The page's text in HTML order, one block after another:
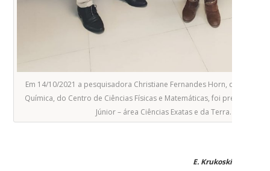
Em 14/10/2021 a pesquisadora Christiane Fernandes Horn, do
Química, do Centro de Ciências Físicas e Matemáticas, foi premiada na
Júnior – área Ciências Exatas e da Terra.
E. Krukoski